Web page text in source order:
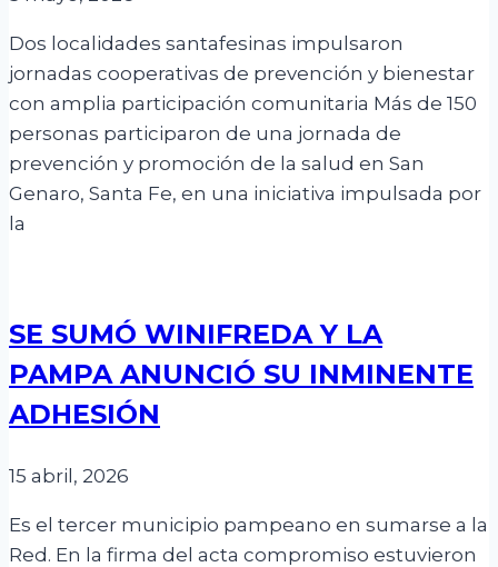
Dos localidades santafesinas impulsaron
jornadas cooperativas de prevención y bienestar
con amplia participación comunitaria Más de 150
personas participaron de una jornada de
prevención y promoción de la salud en San
Genaro, Santa Fe, en una iniciativa impulsada por
la
SE SUMÓ WINIFREDA Y LA
PAMPA ANUNCIÓ SU INMINENTE
ADHESIÓN
15 abril, 2026
Es el tercer municipio pampeano en sumarse a la
Red. En la firma del acta compromiso estuvieron